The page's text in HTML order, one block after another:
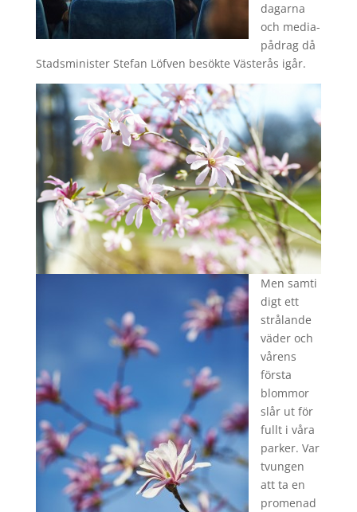
dagarna
och media-
pådrag då
Stadsminister Stefan Löfven besökte Västerås igår.
Men samti
digt ett
strålande
väder och
vårens
första
blommor
slår ut för
fullt i våra
parker. Var
tvungen
att ta en
promenad